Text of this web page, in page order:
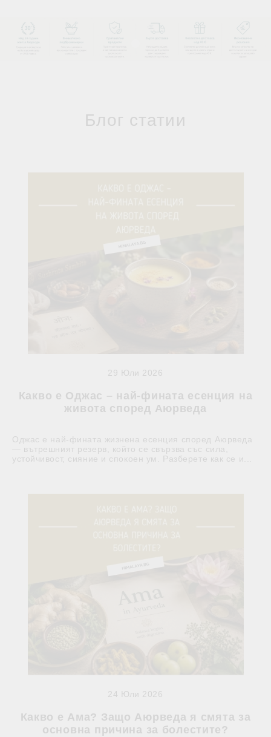
Блог статии
Какво е Оджас – най-фината есенция на
живота според Аюрведа
29 Юли 2026
Оджас е най-фината жизнена есенция според Аюрведа
— вътрешният резерв, който се свързва със сила,
устойчивост, сияние и спокоен ум. Разберете как се и...
Какво е Ама? Защо Аюрведа я смята за
основна причина за болестите?
24 Юли 2026